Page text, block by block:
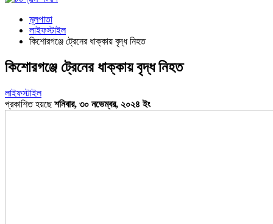
মূলপাতা
লাইফস্টাইল
কিশোরগঞ্জে ট্রেনের ধাক্কায় বৃদ্ধ নিহত
কিশোরগঞ্জে ট্রেনের ধাক্কায় বৃদ্ধ নিহত
লাইফস্টাইল
প্রকাশিত হয়ছেশনিবার, ৩০ নভেম্বর, ২০২৪ ইং